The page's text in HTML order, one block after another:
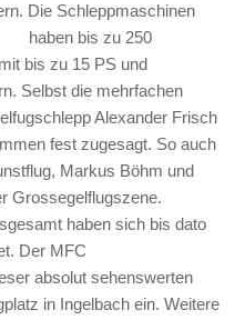
Die Schleppmaschinen
haben bis zu 250
bis zu 15 PS und
Selbst die mehrfachen
Alexander Frisch
fest zugesagt. So auch
Markus Böhm und
Grossegelflugszene.
haben sich bis dato
Der MFC
absolut sehenswerten
in Ingelbach ein. Weitere